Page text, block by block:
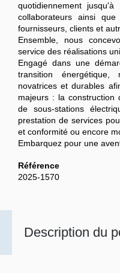
Description du
quotidiennement
collaborateurs ainsi
fournisseurs, clients et
Ensemble, nous
service des réalisations
Engagé dans une
transition
novatrices et durables
majeurs : la construction
de sous-stations
prestation de services
et conformité ou encore
Embarquez pour une
Référence
2025-1570